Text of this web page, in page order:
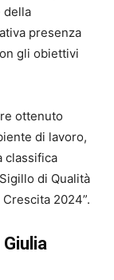
della
presenza
gli obiettivi
ottenuto
di lavoro,
classifica
di Qualità
2024”.